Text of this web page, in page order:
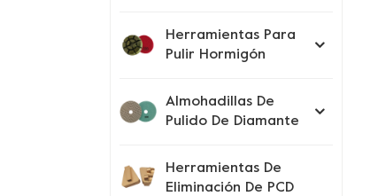
Herramientas Para
Pulir Hormigón
Almohadillas De
Pulido De Diamante
Herramientas De
Eliminación De PCD